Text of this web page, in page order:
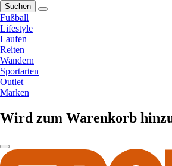
Suchen
Fußball
Lifestyle
Laufen
Reiten
Wandern
Sportarten
Outlet
Marken
Wird zum Warenkorb